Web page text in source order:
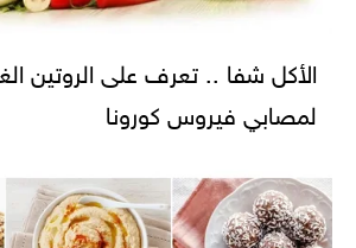
الأكل شفا .. تعرف على الروتين
لمصابي فيروس كورونا